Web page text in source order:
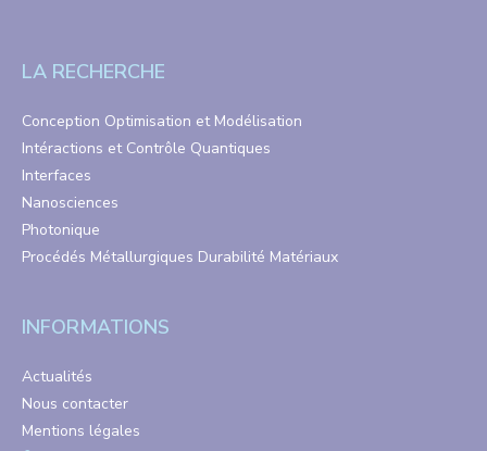
LA RECHERCHE
Conception Optimisation et Modélisation
Intéractions et Contrôle Quantiques
Interfaces
Nanosciences
Photonique
Procédés Métallurgiques Durabilité Matériaux
INFORMATIONS
Actualités
Nous contacter
Mentions légales